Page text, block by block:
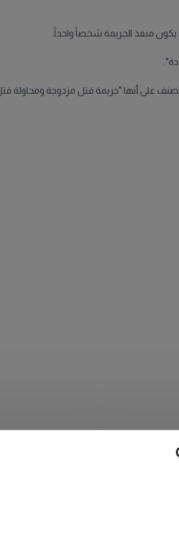
يكون منفذ الجريمة شخصاً واحداً.
تُصنف على أنها "جريمة قتل مزدوجة ومحاولة